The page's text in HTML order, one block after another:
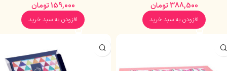
388,500 تومان
افزودن به سبد خرید
159,000تومان
افزودن به سبد خرید